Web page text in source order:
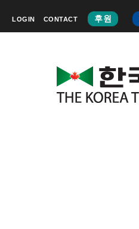
LOGIN CONTACT 후원